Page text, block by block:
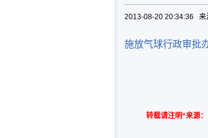
2013-08-20 20:34:36 来
施放气球行政审批
转载请注明“来源：